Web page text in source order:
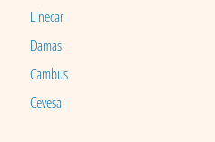
Linecar
Damas
Cambus
Cevesa